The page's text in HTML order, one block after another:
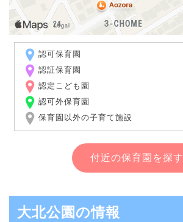
認可保育園
認証保育園
認定こども園
認可外保育園
保育園以外の子育て施設
付近の保育園を探す
大北公園の情報